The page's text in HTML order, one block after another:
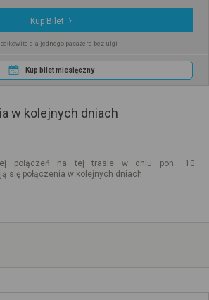
Kup Bilet
całkowita dla jednego pasażera bez ulgi
Kup bilet miesięczny
w kolejnych dniach
połączeń na tej trasie w dniu pon.. 10
się połączenia w kolejnych dniach